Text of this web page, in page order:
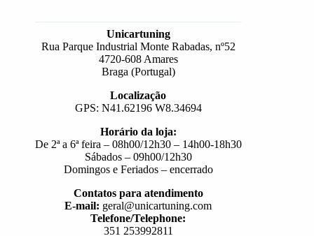
Unicartuning
Rua Parque Industrial Monte Rabadas, nº52
4720-608 Amares
Braga (Portugal)
Localização
GPS: N41.62196 W8.34694
Horário da loja:
De 2ª a 6ª feira – 08h00/12h30 – 14h00-18h30
Sábados – 09h00/12h30
Domingos e Feriados – encerrado
Contatos para atendimento
E-mail: geral@unicartuning.com
Telefone/Telephone:
351 253992811